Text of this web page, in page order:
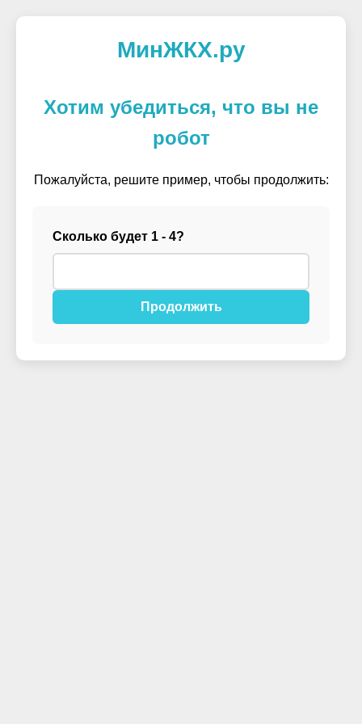
МинЖКХ.ру
Хотим убедиться, что вы не
робот
Пожалуйста, решите пример, чтобы продолжить:
Сколько будет 1 - 4?
Продолжить